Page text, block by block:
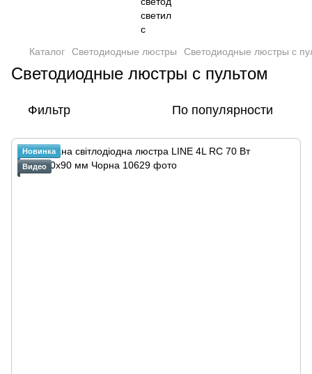
Каталог Светодиодные люстры Светодиодные люстры с
Светодиодные люстры с пультом
Фильтр По популярности
Новинка
Видео